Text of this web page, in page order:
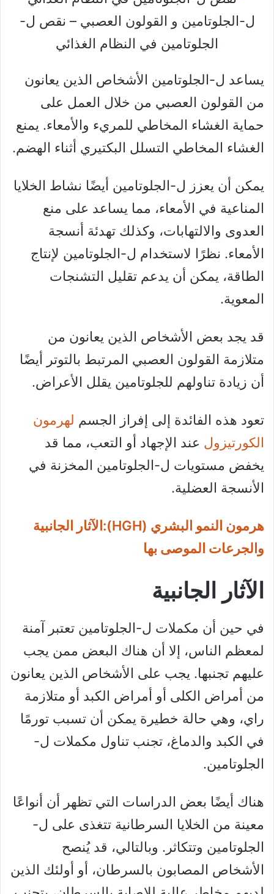
ل-الجلوتامين و القولون العصبي – نقص ل-
الجلوتامين في النظام الغذائي
يساعد ل-الجلوتامين الأشخاص الذين يعانون
من القولون العصبي من خلال العمل على
حماية الغشاء المخاطي للمريء والأمعاء. يمنع
الغشاء المخاطي التسلل البكتيري أثناء الهضم.
يمكن أن يعزز ل-الجلوتامين أيضًا نشاط الخلايا
المناعية في الأمعاء، مما يساعد على منع
العدوى والالتهابات، وكذلك تهدئة أنسجة
الأمعاء. نظرًا لاستخدام ل-الجلوتامين لإنتاج
الطاقة، يمكن أن يدعم تقليل التشنجات
المعوية.
قد يجد بعض الأشخاص الذين يعانون من
متلازمة القولون العصبي المرتبط بالتوتر أيضًا
أن زيادة تناولهم للجلوتامين يقلل الأعراض.
تعود هذه الفائدة إلى إفراز الجسم لهرمون
الكورتيزول عند الإجهاد أو التعب، مما قد
يخفض مستويات ل-الجلوتامين المخزنة في
الأنسجة العضلية.
هرمون النمو البشري (HGH):الآثار الجانبية
والجرعات الموصى بها
الآثار الجانبية
في حين أن مكملات ل-الجلوتامين تعتبر آمنة
لمعظم الناس، إلا أن هناك البعض ممن يجب
عليهم تجنبها. يجب على الأشخاص الذين يعانون
من أمراض الكلى أو أمراض الكبد أو متلازمة
راي، وهي حالة خطيرة يمكن أن تسبب تورمًا
في الكبد والدماغ، تجنب تناول مكملات ل-
الجلوتامين.
هناك أيضًا بعض الدراسات التي تظهر أن أنواعًا
معينة من الخلايا السرطانية تتغذى على ل-
الجلوتامين وتتكاثر. وبالتالي، قد يُنصح
الأشخاص المصابون بالسرطان، أو أولئك الذين